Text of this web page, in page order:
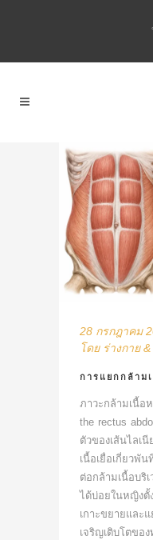
28 กรกฎาคม
โดย ร่างกาย
การแยกกล้าม
ภาวะกล้ามเนื้อ
the rectus
ตัวของเส้นไลเ
เนื้อเยื่อเกี่ยวพั
ต่อกล้ามเนื้อบริ
ได้บ่อยในหญิงตั้
เกาะขยายและ
เจริญเติบโต